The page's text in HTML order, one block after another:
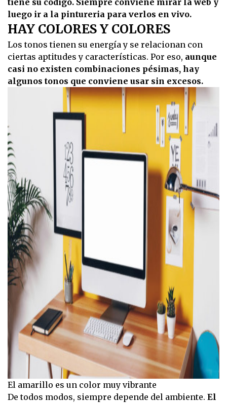
tiene su código. Siempre conviene mirar la web y
luego ir a la pintureria para verlos en vivo.
HAY COLORES Y COLORES
Los tonos tienen su energía y se relacionan con
ciertas aptitudes y características. Por eso, aunque
casi no existen combinaciones pésimas, hay
algunos tonos que conviene usar sin excesos.
El amarillo es un color muy vibrante
De todos modos, siempre depende del ambiente. El